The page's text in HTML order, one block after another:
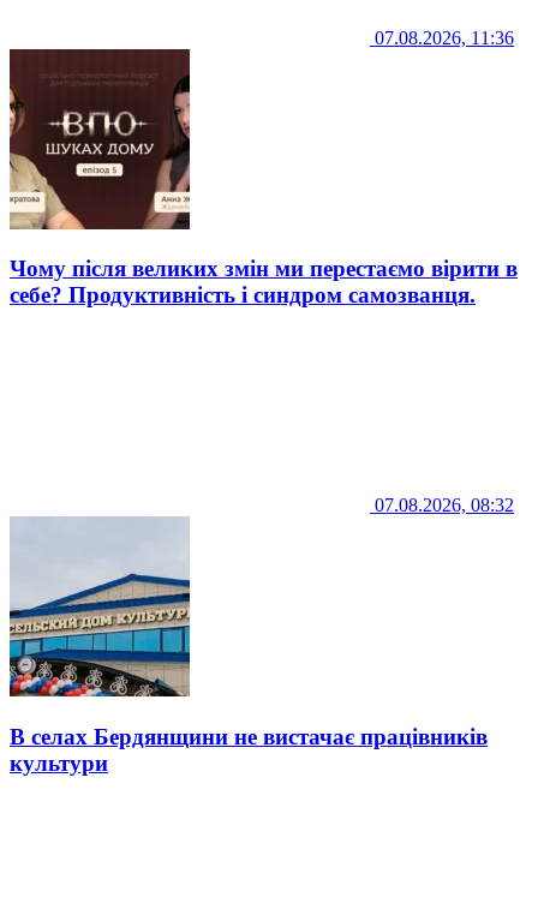
07.08.2026, 11:36
Чому після великих змін ми перестаємо вірити в
себе? Продуктивність і синдром самозванця.
07.08.2026, 08:32
В селах Бердянщини не вистачає працівників
культури